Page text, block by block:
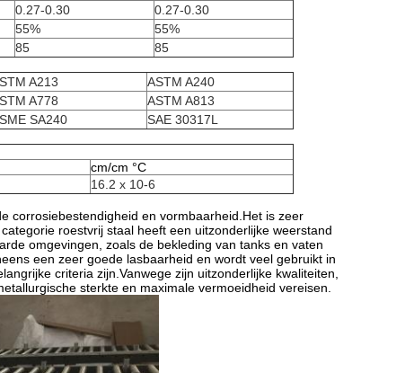
0.27-0.30
0.27-0.30
55%
55%
85
85
A213
ASTM A240
A778
ASTM A813
SA240
SAE 30317L
cm/cm °C
16.2 x 10-6
corrosiebestendigheid en vormbaarheid.Het is zeer
roestvrij staal heeft een uitzonderlijke weerstand
omgevingen, zoals de bekleding van tanks en vaten
een zeer goede lasbaarheid en wordt veel gebruikt in
criteria zijn.Vanwege zijn uitzonderlijke kwaliteiten,
sterkte en maximale vermoeidheid vereisen.